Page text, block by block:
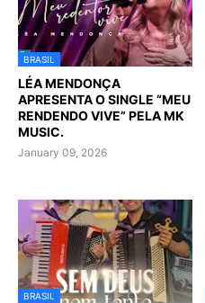
BRASIL
LÉA MENDONÇA
APRESENTA O SINGLE “MEU
RENDENDO VIVE” PELA MK
MUSIC.
January 09, 2026
BRASIL